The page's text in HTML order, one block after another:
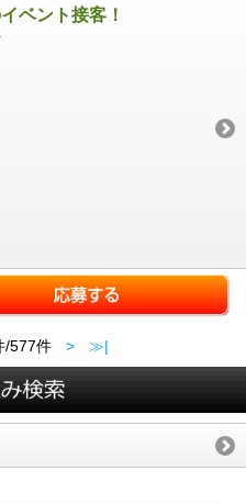
ベント接客！
/577件 > ≫|